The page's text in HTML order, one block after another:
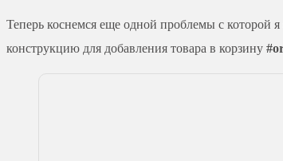
Теперь коснемся еще одной проблемы с которой
конструкцию для добавления товара в корзину